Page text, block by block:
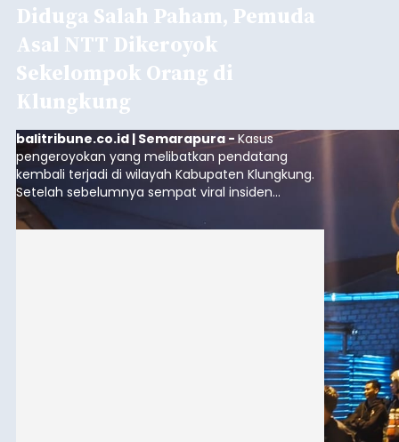
Diduga Salah Paham, Pemuda
Asal NTT Dikeroyok
Sekelompok Orang di
Klungkung
balitribune.co.id | Semarapura - Kasus
pengeroyokan yang melibatkan pendatang
kembali terjadi di wilayah Kabupaten Klungkung.
Setelah sebelumnya sempat viral insiden
keributan di barat Pasar Galiran, peristiwa serupa
kini menimpa seorang pemuda asal Kabupaten